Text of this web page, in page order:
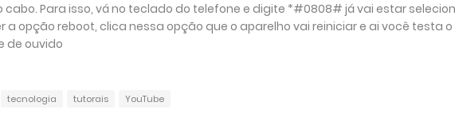
cabo. Para isso, vá no teclado do telefone e digite *#0808# já vai estar
a opção reboot, clica nessa opção que o aparelho vai reiniciar e ai você testa o
de ouvido
tecnologia tutorais YouTube